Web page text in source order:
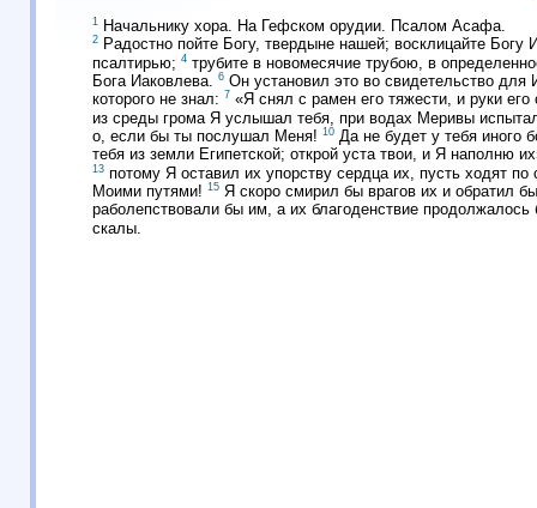
1 Начальнику хора. На Гефском орудии. Псалом Асафа.
2 Радостно пойте Богу, твердыне нашей; восклицайте Богу
псалтирью; 4 трубите в новомесячие трубою, в
Бога Иаковлева. 6 Он установил это во свидетельство
которого не знал: 7 «Я снял с рамен его тяжести, и руки
из среды грома Я услышал тебя, при водах Меривы
о, если бы ты послушал Меня! 10 Да не будет у тебя иного
тебя из земли Египетской; открой уста твои, и Я наполню
13 потому Я оставил их упорству сердца их, пусть ходят
Моими путями! 15 Я скоро смирил бы врагов их и обратил
раболепствовали бы им, а их благоденствие
скалы.